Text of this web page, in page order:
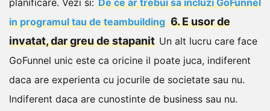
in programul tau de teambuilding 6. E usor de
invatat, dar greu de stapanit Un alt lucru care face
GoFunnel unic este ca oricine il poate juca, indiferent
daca are experienta cu jocurile de societate sau nu.
Indiferent daca are cunostinte de business sau nu.